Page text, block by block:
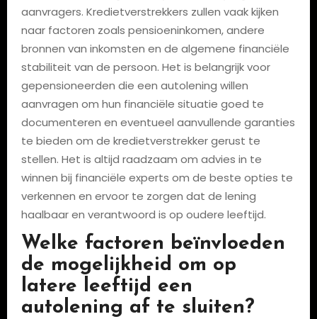
aanvragers. Kredietverstrekkers zullen vaak kijken
naar factoren zoals pensioeninkomen, andere
bronnen van inkomsten en de algemene financiële
stabiliteit van de persoon. Het is belangrijk voor
gepensioneerden die een autolening willen
aanvragen om hun financiële situatie goed te
documenteren en eventueel aanvullende garanties
te bieden om de kredietverstrekker gerust te
stellen. Het is altijd raadzaam om advies in te
winnen bij financiële experts om de beste opties te
verkennen en ervoor te zorgen dat de lening
haalbaar en verantwoord is op oudere leeftijd.
Welke factoren beïnvloeden
de mogelijkheid om op
latere leeftijd een
autolening af te sluiten?